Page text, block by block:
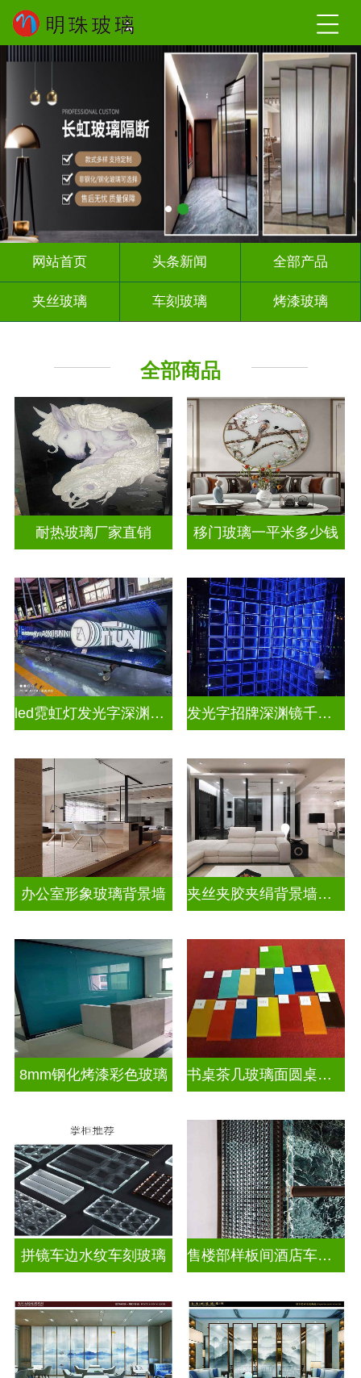
网站首页 头条新闻 全部产品
夹丝玻璃 车刻玻璃 烤漆玻璃
其它玻璃
全部商品
耐热玻璃厂家直销 移门玻璃一平米多少钱
led霓虹灯发光字深渊镜千层镜 发光字招牌深渊镜千层镜
办公室形象玻璃背景墙 夹丝夹胶夹绢背景墙玻璃
8mm钢化烤漆彩色玻璃 书桌茶几玻璃面圆桌面钢化烤漆彩色玻璃
拼镜车边水纹车刻玻璃 售楼部样板间酒店车刻玻璃